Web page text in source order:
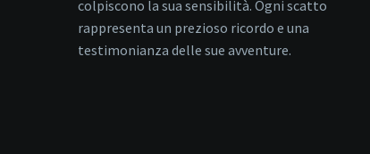
colpiscono la sua sensibilità. Ogni scatto
rappresenta un prezioso ricordo e una
testimonianza delle sue avventure.